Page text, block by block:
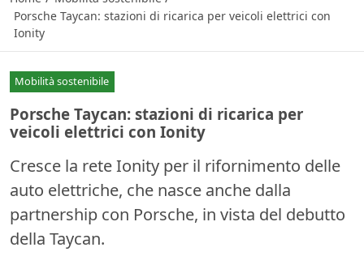
Porsche Taycan: stazioni di ricarica per veicoli elettrici con
Ionity
Mobilità sostenibile
Porsche Taycan: stazioni di ricarica per
veicoli elettrici con Ionity
Cresce la rete Ionity per il rifornimento delle
auto elettriche, che nasce anche dalla
partnership con Porsche, in vista del debutto
della Taycan.